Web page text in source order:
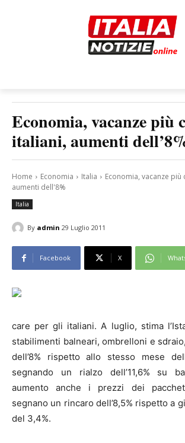
Economia, vacanze più
italiani, aumenti
Home Economia Italia
Economia, vacanze più
aumenti dell'8%
Italia
By admin 29 Luglio 2011
Facebook X
care per gli italiani. A luglio, stima
stabilimenti balneari, ombrelloni e
dell’8% rispetto allo stesso mese
segnando un rialzo dell’11,6% su
aumento anche i prezzi dei
segnano un rincaro dell’8,5% rispetto a
del 3,4%.